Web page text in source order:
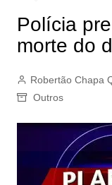
Polícia
morte do
Robertão Chapa
Outros